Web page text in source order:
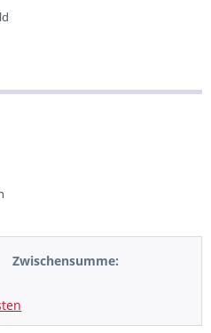
Zwischensumme: